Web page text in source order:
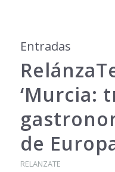
Entradas
‘Murcia:
de
RELANZATE